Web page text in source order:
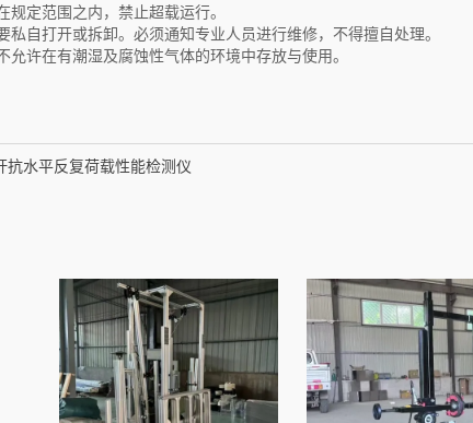
规定范围之内，禁止超载运行。
私自打开或拆卸。必须通知专业人员进行维修，不得擅自处理。
允许在有潮湿及腐蚀性气体的环境中存放与使用。
抗水平反复荷载性能检测仪